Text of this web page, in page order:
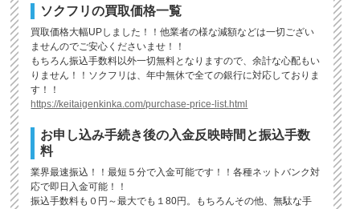
ソクフリの買取価格一覧
買取価格大幅UPしました！！他業者の様な減額などは一切ござい
ませんのでご安心くださいませ！！
もちろん振込手数料以外一切無料となりますので、余計な心配もい
りません！！ソクフリは、年中無休で全ての銀行に対応しておりま
す！！
https://keitaigenkinka.com/purchase-price-list.html
お申し込み手続き後の入金反映時間と振込手数
料
業界最速振込！！最短５分で入金可能です！！各種ネットバンク対
応で即日入金可能！！
振込手数料も０円～最大でも１80円。もちろんその他、無駄な手